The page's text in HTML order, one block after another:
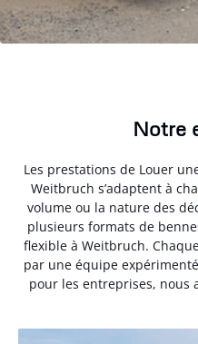
Notre
Les prestations de Louer
Weitbruch s’adaptent à
volume ou la nature des
plusieurs formats de
flexible à Weitbruch.
par une équipe
pour les entreprises, nous